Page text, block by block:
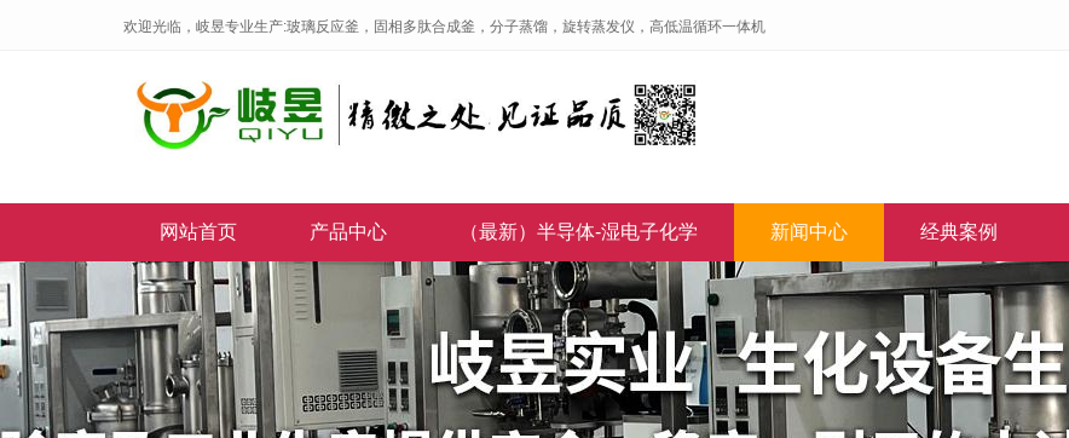
欢迎光临，岐昱专业生产:玻璃反应釜，固相多肽合成釜，分子蒸馏，旋转蒸发仪，高低温循环一体机
网站首页 产品中心 （最新）半导体-湿电子化学 新闻中心 经典案例